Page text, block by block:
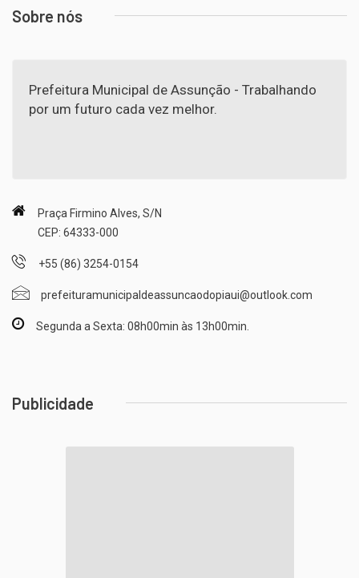
Sobre nós
Prefeitura Municipal de Assunção - Trabalhando
por um futuro cada vez melhor.
Praça Firmino Alves, S/N
CEP: 64333-000
+55 (86) 3254-0154
prefeituramunicipaldeassuncaodopiaui@outlook.com
Segunda a Sexta: 08h00min às 13h00min.
Publicidade